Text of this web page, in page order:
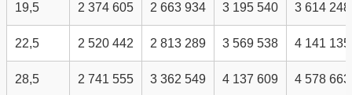
19,5 2 374 605 2 663 934 3 195 540 3 614 248
22,5 2 520 442 2 813 289 3 569 538 4 141 135
28,5 2 741 555 3 362 549 4 137 609 4 578 663